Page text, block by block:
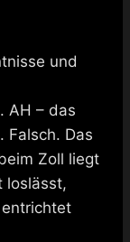
und
AH – das
Falsch. Das
Zoll liegt
loslässt,